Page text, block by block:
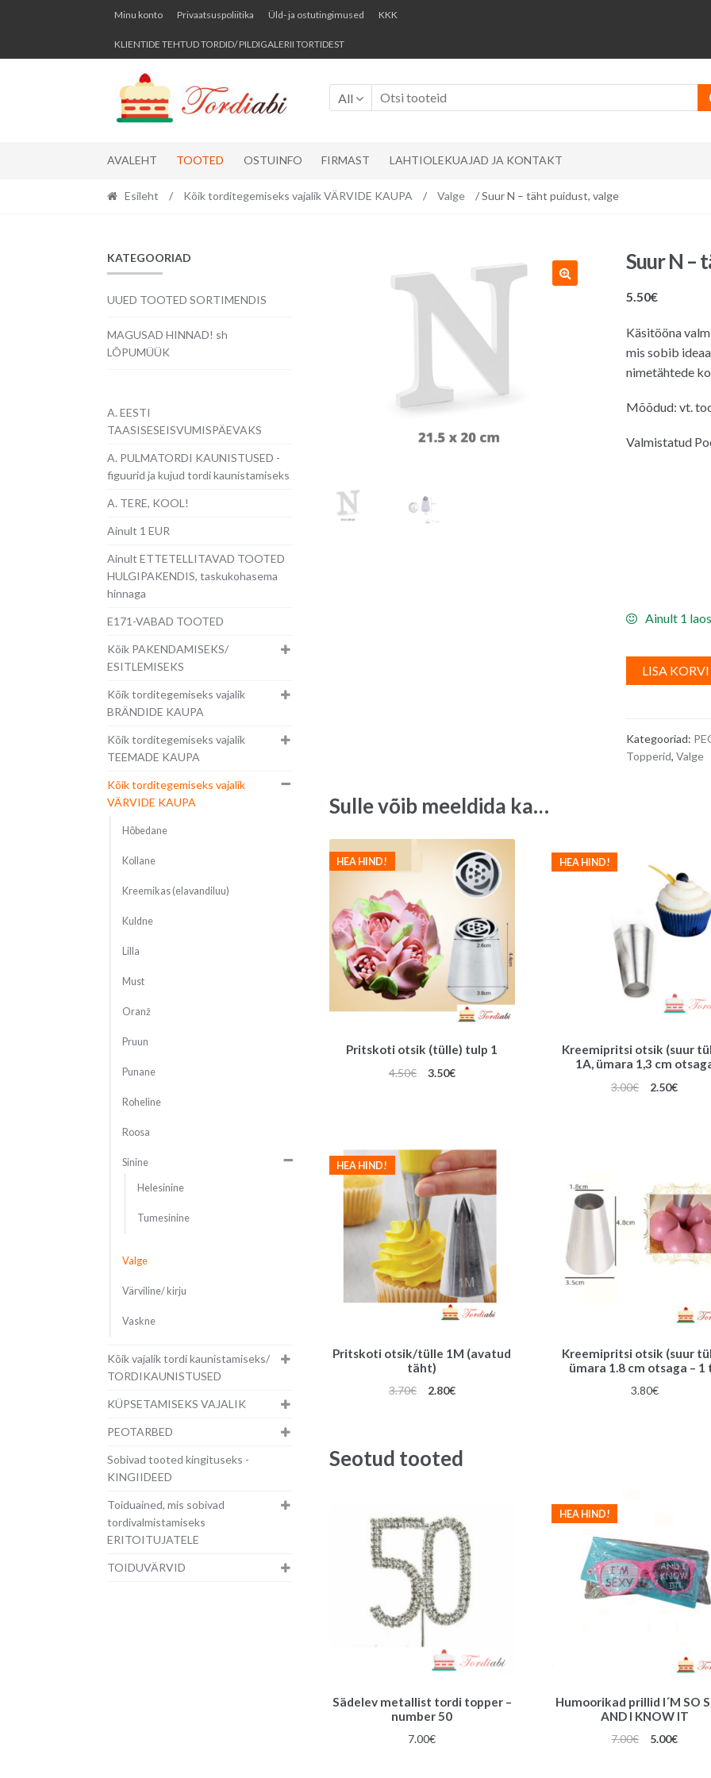
Skip
navigation
Skip
content
Minu konto Privaatsuspoliitika Üld- ja ostutingimused KKK
KLIENTIDE TEHTUD TORDID/ PILDIGALERII TORTIDEST
All
AVALEHT TOOTED OSTUINFO FIRMAST LAHTIOLEKUAJAD JA KONTAKT
Esileht / Kõik torditegemiseks vajalik VÄRVIDE KAUPA / Valge / Suur N – täht puidust, valge
Suur N –
5.50€
Käsitööna
mis sobib
nimetähtede
Mõõdud: vt.
Valmistatud
Ainult 1 laos
LISA KORVI
Kategooriad:
Topperid, Valge
Sulle võib meeldida ka…
Pritskoti otsik (tülle) tulp 1
HEA HIND!
4.50€
Algne
3.50€Praegune
Kreemipritsi otsik (suur
1A, ümara 1,3 cm
HEA HIND!
3.00€
Algne
2.50€
Pritskoti otsik/tülle 1M (avatud
täht)
HEA HIND!
3.70€
Algne
2.80€Praegune
Kreemipritsi otsik (suur
ümara 1.8 cm otsaga – 1
3.80€
Seotud tooted
Sädelev metallist tordi topper –
number 50
7.00€
Humoorikad prillid I´M SO
AND I KNOW IT
HEA HIND!
7.00€
Algne
5.00€
KATEGOORIAD
UUED TOOTED SORTIMENDIS
MAGUSAD HINNAD! sh
LÕPUMÜÜK
A. EESTI
TAASISESEISVUMISPÄEVAKS
A. PULMATORDI KAUNISTUSED -
figuurid ja kujud tordi kaunistamiseks
A. TERE, KOOL!
Ainult 1 EUR
Ainult ETTETELLITAVAD TOOTED
HULGIPAKENDIS, taskukohasema
hinnaga
E171-VABAD TOOTED
Kõik PAKENDAMISEKS/
ESITLEMISEKS
Kõik torditegemiseks vajalik
BRÄNDIDE KAUPA
Kõik torditegemiseks vajalik
TEEMADE KAUPA
Kõik torditegemiseks vajalik
VÄRVIDE KAUPA
Hõbedane
Kollane
Kreemikas (elavandiluu)
Kuldne
Lilla
Must
Oranž
Pruun
Punane
Roheline
Roosa
Sinine
Helesinine
Tumesinine
Valge
Värviline/ kirju
Vaskne
Kõik vajalik tordi kaunistamiseks/
TORDIKAUNISTUSED
KÜPSETAMISEKS VAJALIK
PEOTARBED
Sobivad tooted kingituseks -
KINGIIDEED
Toiduained, mis sobivad
tordivalmistamiseks
ERITOITUJATELE
TOIDUVÄRVID